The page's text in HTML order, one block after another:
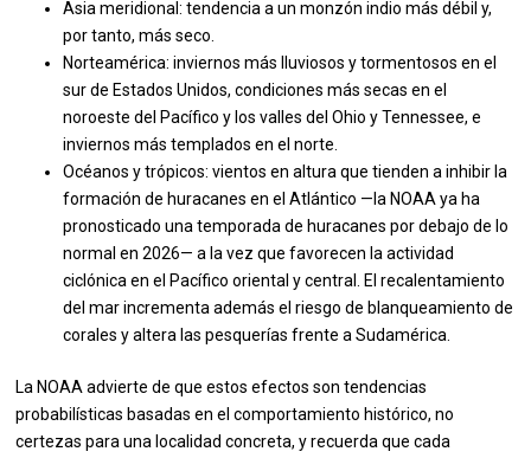
Asia meridional: tendencia a un monzón indio más débil y,
por tanto, más seco.
Norteamérica: inviernos más lluviosos y tormentosos en el
sur de Estados Unidos, condiciones más secas en el
noroeste del Pacífico y los valles del Ohio y Tennessee, e
inviernos más templados en el norte.
Océanos y trópicos: vientos en altura que tienden a inhibir la
formación de huracanes en el Atlántico —la NOAA ya ha
pronosticado una temporada de huracanes por debajo de lo
normal en 2026— a la vez que favorecen la actividad
ciclónica en el Pacífico oriental y central. El recalentamiento
del mar incrementa además el riesgo de blanqueamiento de
corales y altera las pesquerías frente a Sudamérica.
La NOAA advierte de que estos efectos son tendencias
probabilísticas basadas en el comportamiento histórico, no
certezas para una localidad concreta, y recuerda que cada